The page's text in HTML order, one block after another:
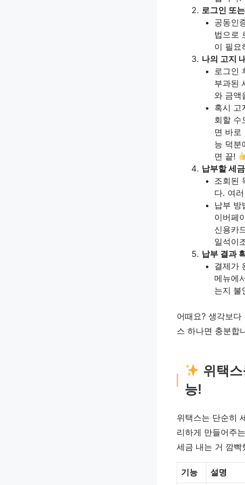
로그인 또
공동인
법으로
이 필요
나의 고지
로그인
부과된
와 금액
혹시 고
회할 수
면 바로
능 덕분
면 끝!
납부할 세
조회된
다. 여
납부 방
이버페
신용카
일석이
납부 결과
결제가
메뉴에
는지 불
어때요? 생각보
스 하나면 충분합
위택
능!
위택스는 단순히
리하게 만들어주
세금 내는 거 깜빡
기능 설명